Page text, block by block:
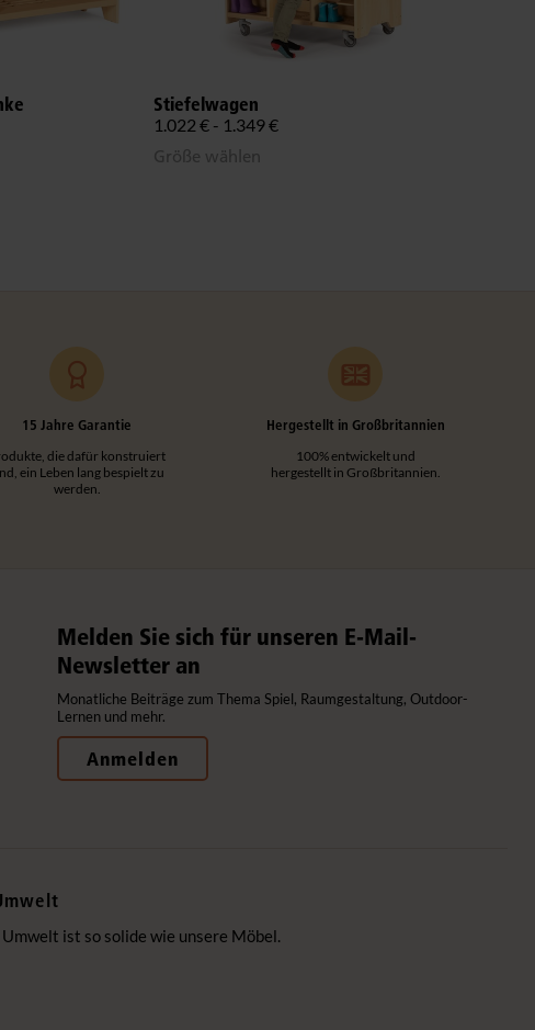
Stiefelwagen
1.022 € - 1.349 €
Größe wählen
15 Jahre Garantie
die dafür konstruiert
ein Leben lang bespielt zu
werden.
Hergestellt in Großbritannien
100% entwickelt und
hergestellt in Großbritannien.
Melden Sie sich für unseren E-Mail-
Newsletter an
Monatliche Beiträge zum Thema Spiel, Raumgestaltung, Outdoor-
Lernen und mehr.
Anmelden
ist so solide wie unsere Möbel.